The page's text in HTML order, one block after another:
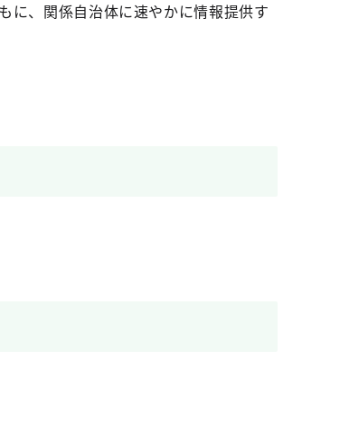
に、関係自治体に速やかに情報提供す